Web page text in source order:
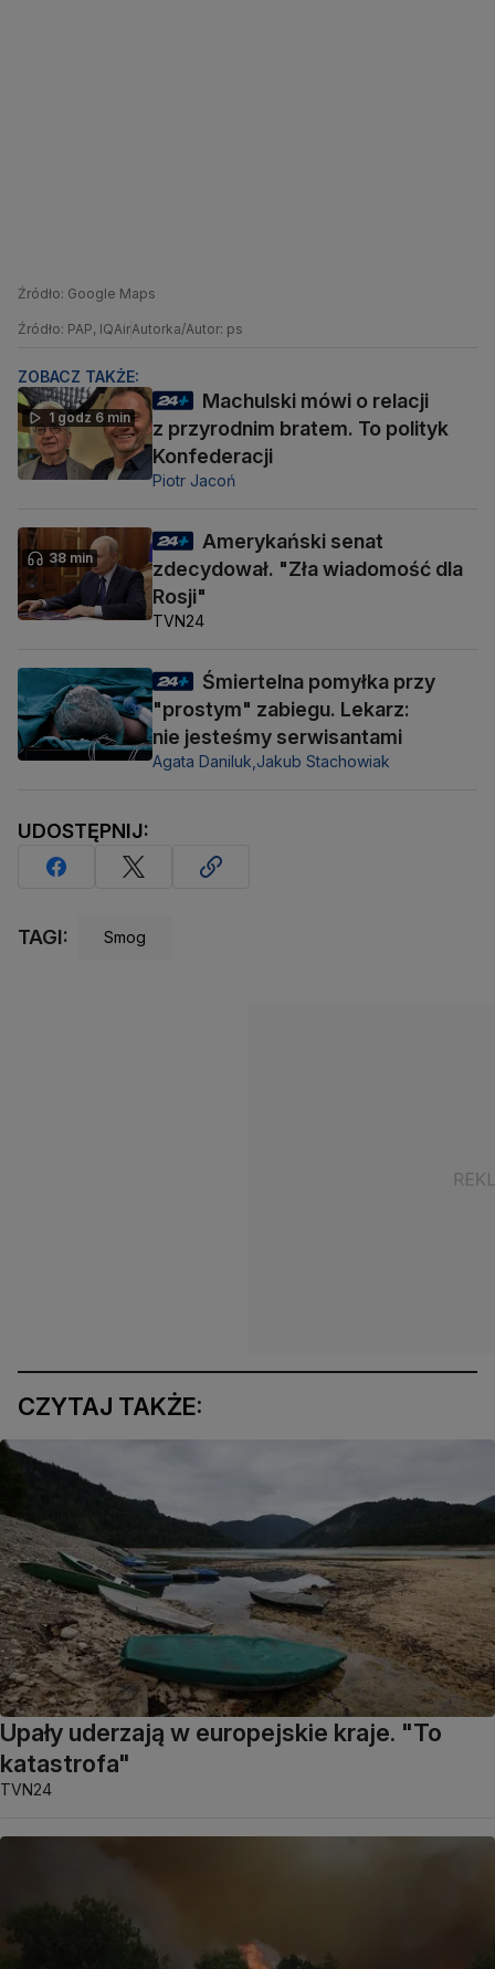
Źródło: Google Maps
Źródło: PAP, IQAirAutorka/Autor: ps
ZOBACZ TAKŻE:
1 godz 6 min
Machulski mówi o relacji
z przyrodnim bratem. To polityk
Konfederacji
Piotr Jacoń
38 min
Amerykański senat
zdecydował. "Zła wiadomość dla
Rosji"
TVN24
Śmiertelna pomyłka przy
"prostym" zabiegu. Lekarz:
nie jesteśmy serwisantami
Agata Daniluk, Jakub Stachowiak
UDOSTĘPNIJ:
TAGI: Smog
CZYTAJ TAKŻE:
Upały uderzają w europejskie kraje. "To
katastrofa"
TVN24